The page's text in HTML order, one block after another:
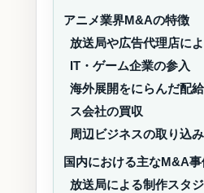
アニメ業界M&Aの特徴
放送局や広告代理店に
IT・ゲーム企業の参入
海外展開をにらんだ配
ス会社の買収
周辺ビジネスの取り込み
国内における主なM&A事
放送局による制作スタ